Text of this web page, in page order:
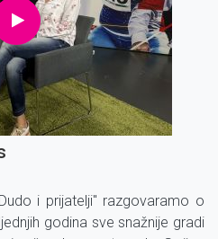
i prijatelji'' razgovaramo o
godina sve snažnije gradi